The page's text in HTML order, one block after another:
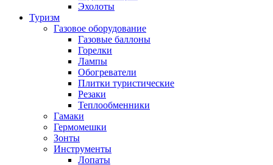
Эхолоты
Туризм
Газовое оборудование
Газовые баллоны
Горелки
Лампы
Обогреватели
Плитки туристические
Резаки
Теплообменники
Гамаки
Гермомешки
Зонты
Инструменты
Лопаты